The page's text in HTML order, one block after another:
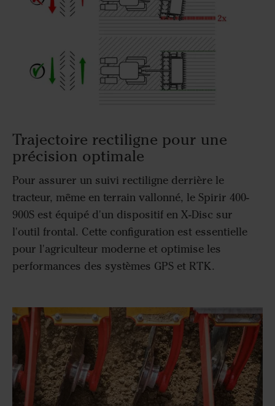
Trajectoire rectiligne pour une
précision optimale
Pour assurer un suivi rectiligne derrière le
tracteur, même en terrain vallonné, le Spirir 400-
900S est équipé d'un dispositif en X-Disc sur
l'outil frontal. Cette configuration est essentielle
pour l'agriculteur moderne et optimise les
performances des systèmes GPS et RTK.